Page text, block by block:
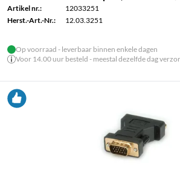
Artikel nr.:
12033251
Herst.-Art.-Nr.:
12.03.3251
Op voorraad - leverbaar binnen enkele dagen
Voor 14.00 uur besteld - meestal dezelfde dag